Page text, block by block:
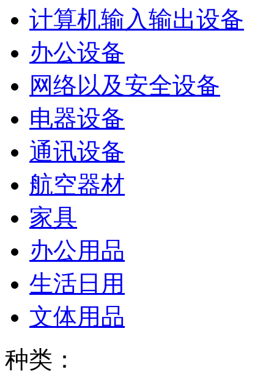
计算机输入输出设备
办公设备
网络以及安全设备
电器设备
通讯设备
航空器材
家具
办公用品
生活日用
文体用品
种类：